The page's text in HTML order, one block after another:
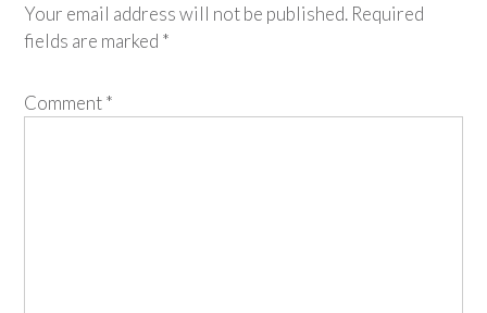
Your email address will not be published. Required
fields are marked *
Comment*